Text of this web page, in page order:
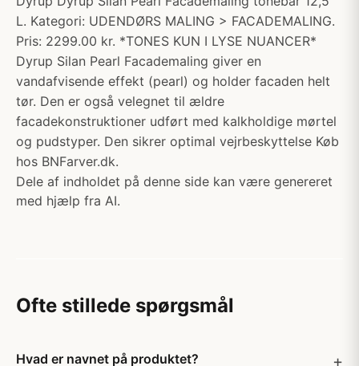
L. Kategori: UDENDØRS MALING > FACADEMALING.
Pris: 2299.00 kr. *TONES KUN I LYSE NUANCER*
Dyrup Silan Pearl Facademaling giver en
vandafvisende effekt (pearl) og holder facaden helt
tør. Den er også velegnet til ældre
facadekonstruktioner udført med kalkholdige mørtel
og pudstyper. Den sikrer optimal vejrbeskyttelse Køb
hos BNFarver.dk.
Dele af indholdet på denne side kan være genereret
med hjælp fra AI.
Ofte stillede spørgsmål
Hvad er navnet på produktet?